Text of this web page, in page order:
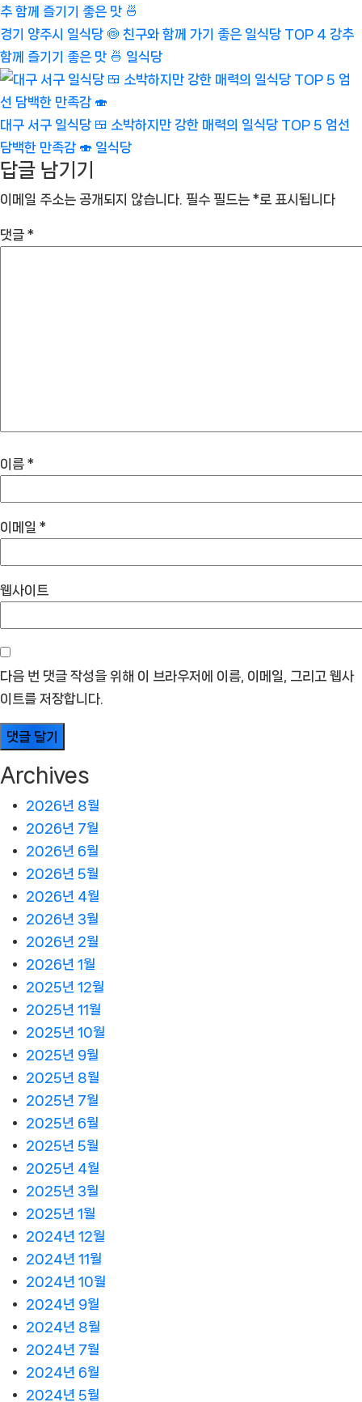
경기 양주시 일식당 🍥 친구와 함께 가기 좋은 일식당 TOP 4 강추
함께 즐기기 좋은 맛 🍜 일식당
대구 서구 일식당 🍱 소박하지만 강한 매력의 일식당 TOP 5 엄선
담백한 만족감 🍣 일식당
답글 남기기
이메일 주소는 공개되지 않습니다. 필수 필드는 *로 표시됩니다
댓글 *
이름 *
이메일 *
웹사이트
다음 번 댓글 작성을 위해 이 브라우저에 이름, 이메일, 그리고 웹사
이트를 저장합니다.
Archives
2026년 8월
2026년 7월
2026년 6월
2026년 5월
2026년 4월
2026년 3월
2026년 2월
2026년 1월
2025년 12월
2025년 11월
2025년 10월
2025년 9월
2025년 8월
2025년 7월
2025년 6월
2025년 5월
2025년 4월
2025년 3월
2025년 1월
2024년 12월
2024년 11월
2024년 10월
2024년 9월
2024년 8월
2024년 7월
2024년 6월
2024년 5월